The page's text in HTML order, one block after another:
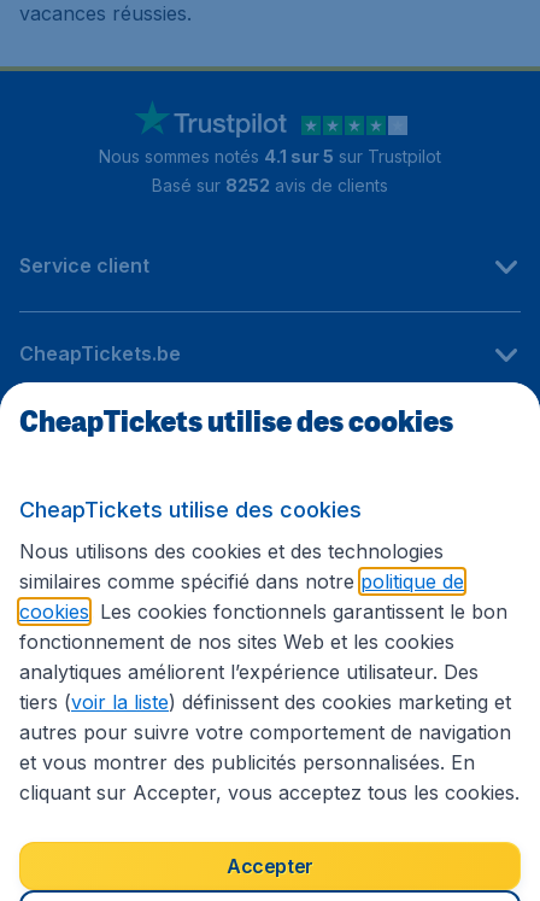
vacances réussies.
Nous sommes notés 4.1 sur 5 sur Trustpilot
Basé sur 8252 avis de clients
Service client
CheapTickets.be
Sites internationaux
Suivez CheapTickets.be
Déclaration d’accessibilité
Conditions générales
Déclaration de confidentialité
Droits d’auteur © 2026
CheapTickets utilise des cookies
CheapTickets utilise des cookies
Nous utilisons des cookies et des technologies
similaires comme spécifié dans notre politique de
cookies . Les cookies fonctionnels garantissent le bon
fonctionnement de nos sites Web et les cookies
analytiques améliorent l’expérience utilisateur. Des
tiers (voir la liste) définissent des cookies marketing et
autres pour suivre votre comportement de navigation
et vous montrer des publicités personnalisées. En
cliquant sur Accepter, vous acceptez tous les cookies.
Accepter